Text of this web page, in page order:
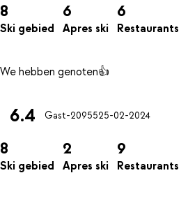
8
Ski gebied
6
Apres ski
6
Restaurants
6.4 Gast-2095525-02-2024
8
Ski gebied
2
Apres ski
9
Restaurants